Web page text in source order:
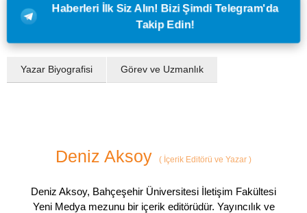
Haberleri İlk Siz Alın! Bizi Şimdi Telegram'da
Takip Edin!
Yazar Biyografisi Görev ve Uzmanlık
Deniz Aksoy ( İçerik Editörü ve Yazar )
Deniz Aksoy, Bahçeşehir Üniversitesi İletişim Fakültesi
Yeni Medya mezunu bir içerik editörüdür. Yayıncılık ve